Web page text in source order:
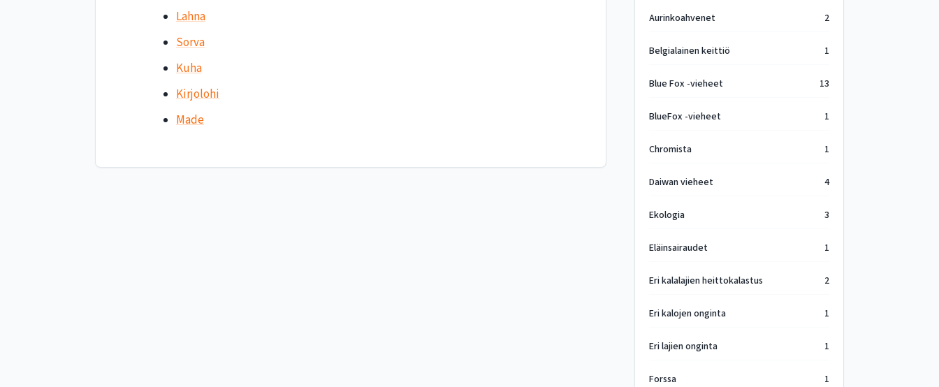
Lahna
Sorva
Kuha
Kirjolohi
Made
Aurinkoahvenet 2
Belgialainen keittiö 1
Blue Fox -vieheet 13
BlueFox -vieheet 1
Chromista 1
Daiwan vieheet 4
Ekologia 3
Eläinsairaudet 1
Eri kalalajien heittokalastus 2
Eri kalojen onginta 1
Eri lajien onginta 1
Forssa 1